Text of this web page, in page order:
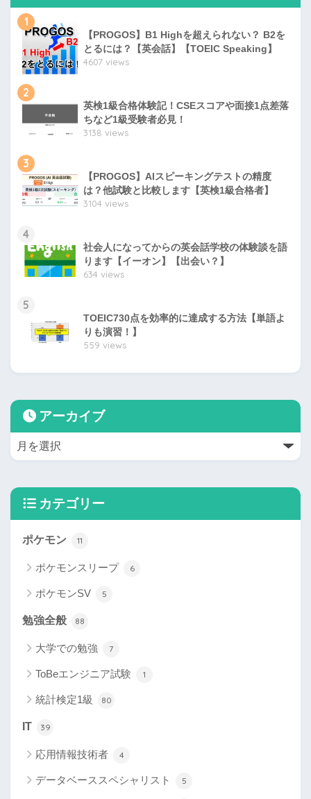
1
【PROGOS】B1 Highを超えられない？ B2を
とるには？【英会話】【TOEIC Speaking】
4607 views
2
英検1級合格体験記！CSEスコアや面接1点差落
ちなど1級受験者必見！
3138 views
3
【PROGOS】AIスピーキングテストの精度
は？他試験と比較します【英検1級合格者】
3104 views
4
社会人になってからの英会話学校の体験談を語
ります【イーオン】【出会い？】
634 views
5
TOEIC730点を効率的に達成する方法【単語よ
りも演習！】
559 views
アーカイブ
カテゴリー
ポケモン 11
ポケモンスリープ 6
ポケモンSV 5
勉強全般 88
大学での勉強 7
ToBeエンジニア試験 1
統計検定1級 80
IT 39
応用情報技術者 4
データベーススペシャリスト 5